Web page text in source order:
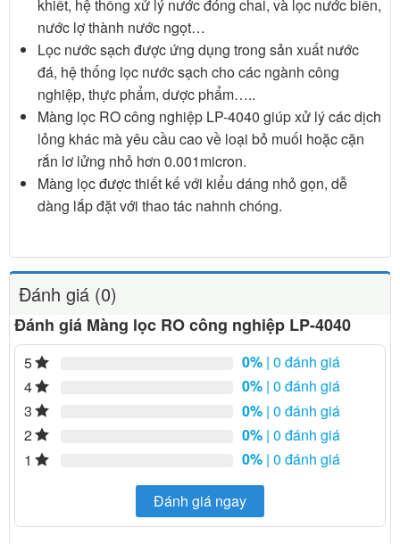
khiết, hệ thống xử lý nước đóng chai, và lọc nước biển,
nước lợ thành nước ngọt…
Lọc nước sạch được ứng dụng trong sản xuất nước
đá, hệ thống lọc nước sạch cho các ngành công
nghiệp, thực phẩm, dược phẩm…..
Màng lọc RO công nghiệp LP-4040 giúp xử lý các dịch
lỏng khác mà yêu cầu cao về loại bỏ muối hoặc cặn
rắn lơ lửng nhỏ hơn 0.001micron.
Màng lọc được thiết kế với kiểu dáng nhỏ gọn, dễ
dàng lắp đặt với thao tác nahnh chóng.
Đánh giá (0)
Đánh giá Màng lọc RO công nghiệp LP-4040
5 0% | 0 đánh giá
4
0% | 0 đánh giá
3
0% | 0 đánh giá
2
0% | 0 đánh giá
1
0% | 0 đánh giá
Đánh giá ngay